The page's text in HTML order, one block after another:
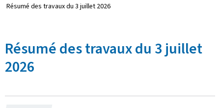
Résumé des travaux du 3 juillet 2026
Résumé des travaux du 3 juillet
2026